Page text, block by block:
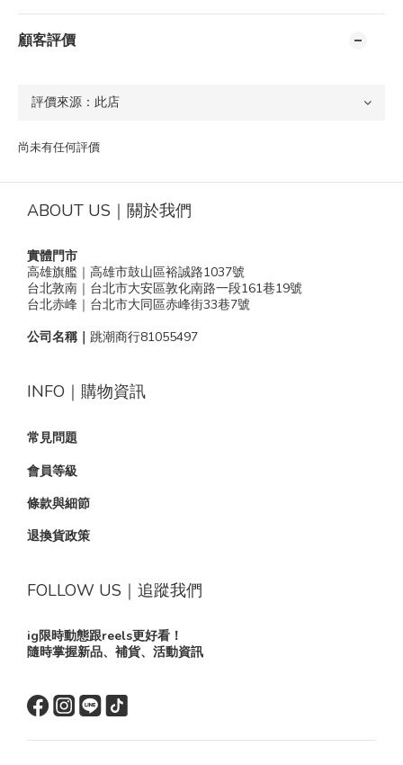
顧客評價
尚未有任何評價
ABOUT US｜關於我們
實體門市
高雄旗艦｜高雄市鼓山區裕誠路1037號
台北敦南｜台北市大安區敦化南路一段161巷19號
台北赤峰｜台北市大同區赤峰街33巷7號
公司名稱｜ 跳潮商行81055497
INFO｜購物資訊
常見問題
會員等級
條款與細節
退換貨政策
FOLLOW US｜追蹤我們
ig限時動態跟reels更好看！
隨時掌握新品、補貨、活動資訊